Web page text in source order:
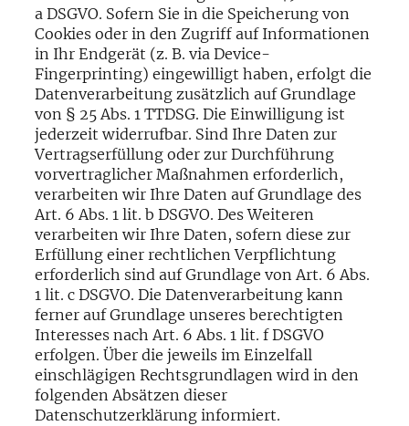
a DSGVO. Sofern Sie in die Speicherung von
Cookies oder in den Zugriff auf Informationen
in Ihr Endgerät (z. B. via Device-
Fingerprinting) eingewilligt haben, erfolgt die
Datenverarbeitung zusätzlich auf Grundlage
von § 25 Abs. 1 TTDSG. Die Einwilligung ist
jederzeit widerrufbar. Sind Ihre Daten zur
Vertragserfüllung oder zur Durchführung
vorvertraglicher Maßnahmen erforderlich,
verarbeiten wir Ihre Daten auf Grundlage des
Art. 6 Abs. 1 lit. b DSGVO. Des Weiteren
verarbeiten wir Ihre Daten, sofern diese zur
Erfüllung einer rechtlichen Verpflichtung
erforderlich sind auf Grundlage von Art. 6 Abs.
1 lit. c DSGVO. Die Datenverarbeitung kann
ferner auf Grundlage unseres berechtigten
Interesses nach Art. 6 Abs. 1 lit. f DSGVO
erfolgen. Über die jeweils im Einzelfall
einschlägigen Rechtsgrundlagen wird in den
folgenden Absätzen dieser
Datenschutzerklärung informiert.